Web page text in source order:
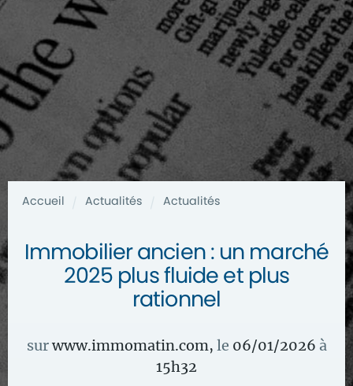
Accueil Actualités Actualités
Immobilier ancien : un marché
2025 plus fluide et plus
rationnel
surwww.immomatin.com, le 06/01/2026 à
15h32